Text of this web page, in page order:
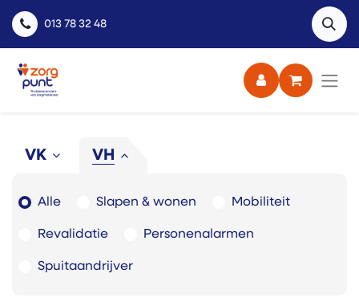
013 78 32 48
VK VH
Alle Slapen & wonen Mobiliteit
Revalidatie Personenalarmen
Spuitaandrijver